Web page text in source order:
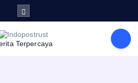
Terpercaya